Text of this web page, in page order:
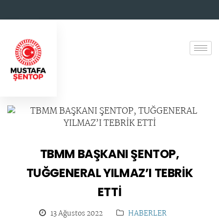
TBMM BAŞKANI ŞENTOP,
TUĞGENERAL YILMAZ’I TEBRİK
ETTİ
13 Ağustos 2022 HABERLER